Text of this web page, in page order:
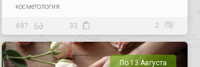
косметология.
697 33 2
По 13 Августа